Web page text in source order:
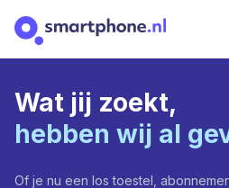
Wat jij zoekt,
hebben wij al
Of je nu een los toestel,